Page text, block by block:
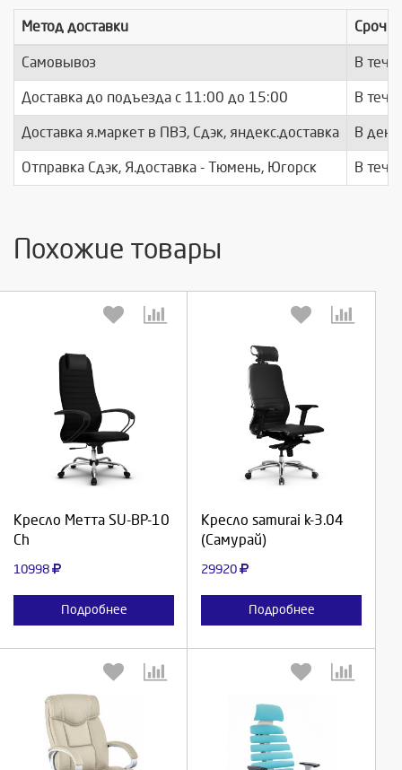
Метод доставки
Самовывоз В
Доставка до подъезда c 11:00 до 15:00 В
Доставка я.маркет в ПВЗ, Сдэк, яндекс.доставка В день
Отправка Сдэк, Я.доставка - Тюмень, Югорск В
Похожие товары
Кресло Метта SU-BP-10
Ch
10998
Подробнее
Выберите количество:
Кресло samurai k-3.04
(Самурай)
29920
Подробнее
Выберите количество:
Отмена